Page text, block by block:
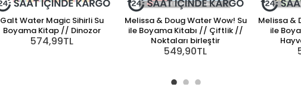
Galt Water Magic Sihirli Su
Boyama Kitap // Dinozor
574,99TL
Melissa & Doug Water Wow! Su
ile Boyama Kitabı // Çiftlik //
Noktaları birleştir
549,90TL
Melissa &
ile